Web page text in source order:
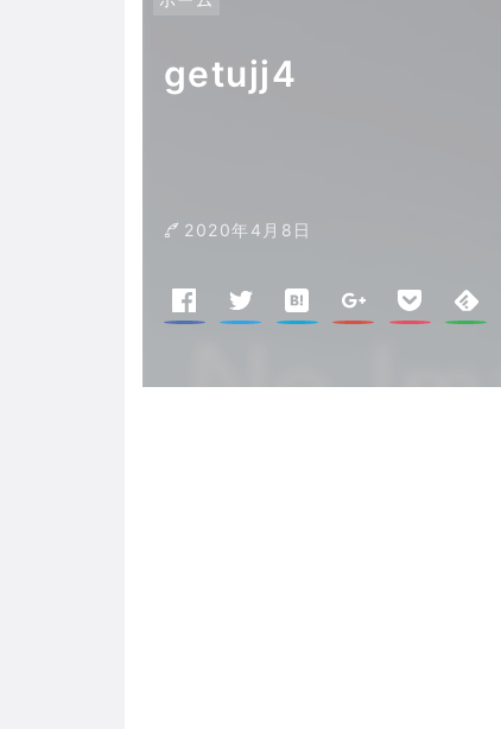
getujj4
2020年4月8日